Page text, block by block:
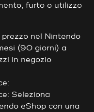
furto o utilizzo
nel Nintendo
(90 giorni) a
in negozio
Seleziona
eShop con una